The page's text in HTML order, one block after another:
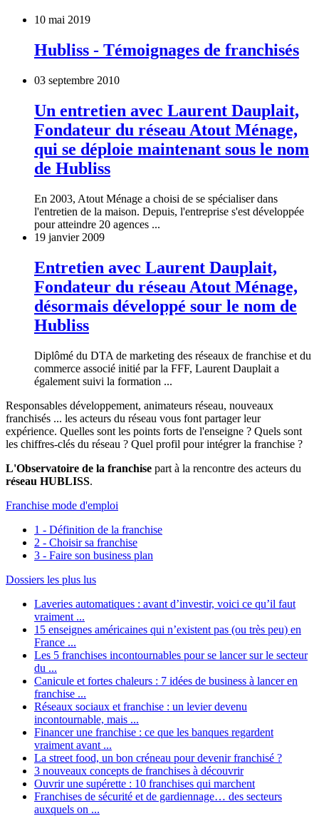
10 mai 2019
Hubliss - Témoignages de franchisés
03 septembre 2010
Un entretien avec Laurent Dauplait,
Fondateur du réseau Atout Ménage,
qui se déploie maintenant sous le nom
de Hubliss
En 2003, Atout Ménage a choisi de se spécialiser dans
l'entretien de la maison. Depuis, l'entreprise s'est développée
pour atteindre 20 agences ...
19 janvier 2009
Entretien avec Laurent Dauplait,
Fondateur du réseau Atout Ménage,
désormais développé sour le nom de
Hubliss
Diplômé du DTA de marketing des réseaux de franchise et du
commerce associé initié par la FFF, Laurent Dauplait a
également suivi la formation ...
Responsables développement, animateurs réseau, nouveaux
franchisés ... les acteurs du réseau vous font partager leur
expérience. Quelles sont les points forts de l'enseigne ? Quels sont
les chiffres-clés du réseau ? Quel profil pour intégrer la franchise ?
L'Observatoire de la franchise part à la rencontre des acteurs du
réseau HUBLISS.
Franchise mode d'emploi
1 - Définition de la franchise
2 - Choisir sa franchise
3 - Faire son business plan
Dossiers les plus lus
Laveries automatiques : avant d’investir, voici ce qu’il faut
vraiment ...
15 enseignes américaines qui n’existent pas (ou très peu) en
France ...
Les 5 franchises incontournables pour se lancer sur le secteur
du ...
Canicule et fortes chaleurs : 7 idées de business à lancer en
franchise ...
Réseaux sociaux et franchise : un levier devenu
incontournable, mais ...
Financer une franchise : ce que les banques regardent
vraiment avant ...
La street food, un bon créneau pour devenir franchisé ?
3 nouveaux concepts de franchises à découvrir
Ouvrir une supérette : 10 franchises qui marchent
Franchises de sécurité et de gardiennage… des secteurs
auxquels on ...